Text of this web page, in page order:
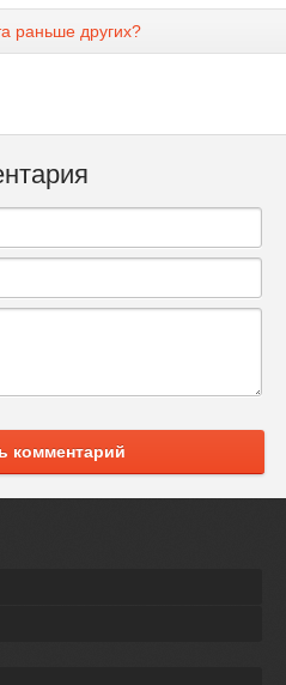
раньше других?
комментарий